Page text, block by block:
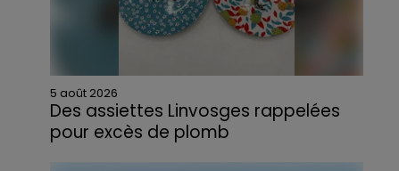
5 août 2026
Des assiettes Linvosges rappelées
pour excès de plomb